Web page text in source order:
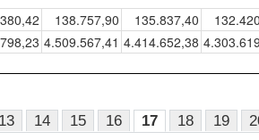
138.757,90 135.837,40
4.509.567,41 4.414.652,38
13 14 15 16 17 18 19